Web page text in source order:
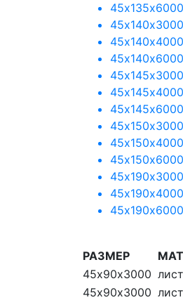
45х135х6000
45х140х3000
45х140х4000
45х140х6000
45х145х3000
45х145х4000
45х145х6000
45х150х3000
45х150х4000
45х150х6000
45х190х3000
45х190х4000
45х190х6000
РАЗМЕР
45х90х3000
45х90х3000